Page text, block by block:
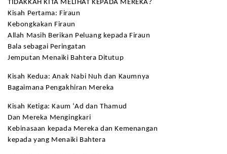
TIDAKKAH KITA MELIHAT KEPADA MEREKA?
Kisah Pertama: Firaun
Kebongkakan Firaun
Allah Masih Berikan Peluang kepada Firaun
Bala sebagai Peringatan
Jemputan Menaiki Bahtera Ditutup
Kisah Kedua: Anak Nabi Nuh dan Kaumnya
Bagaimana Pengakhiran Mereka
Kisah Ketiga: Kaum ‘Ad dan Thamud
Dan Mereka Mengingkari
Kebinasaan kepada Mereka dan Kemenangan
kepada yang Menaiki Bahtera